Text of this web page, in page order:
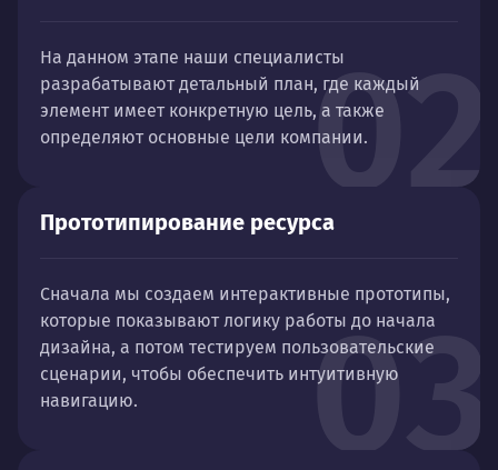
02
На данном этапе наши специалисты
разрабатывают детальный план, где каждый
элемент имеет конкретную цель, а также
определяют основные цели компании.
03
Прототипирование ресурса
Сначала мы создаем интерактивные прототипы,
которые показывают логику работы до начала
дизайна, а потом тестируем пользовательские
сценарии, чтобы обеспечить интуитивную
навигацию.